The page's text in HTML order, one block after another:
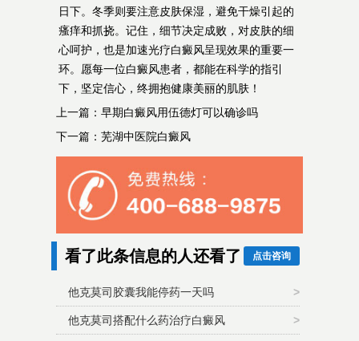
日下。冬季则要注意皮肤保湿，避免干燥引起的
瘙痒和抓挠。记住，细节决定成败，对皮肤的细
心呵护，也是加速光疗白癜风呈现效果的重要一
环。愿每一位白癜风患者，都能在科学的指引
下，坚定信心，终拥抱健康美丽的肌肤！
上一篇：早期白癜风用伍德灯可以确诊吗
下一篇：芜湖中医院白癜风
点击咨询
看了此条信息的人还看了
他克莫司胶囊我能停药一天吗 >
他克莫司搭配什么药治疗白癜风 >